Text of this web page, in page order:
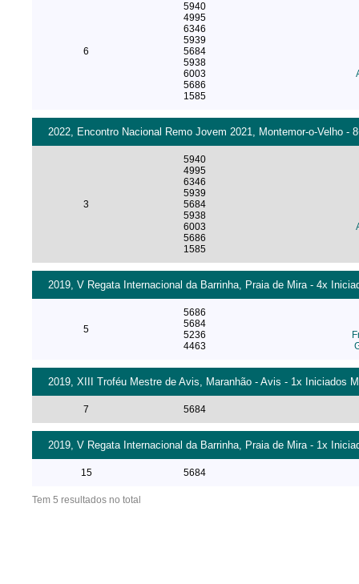
6
5940
4995
6346
5939
5684
5938
6003
5686
1585
2022, Encontro Nacional Remo Jovem 2021, Montemor-o-Velho -
3
5940
4995
6346
5939
5684
5938
6003
5686
1585
2019, V Regata Internacional da Barrinha, Praia de Mira - 4x
5
5686
5684
5236
4463
2019, XIII Troféu Mestre de Avis, Maranhão - Avis - 1x Iniciados
7 5684
2019, V Regata Internacional da Barrinha, Praia de Mira - 1x
15 5684
Tem 5 resultados no total